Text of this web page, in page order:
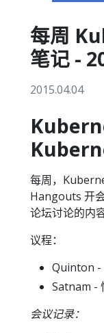
每周
笔记 -
2015.04.04
每周，
Hangouts 开
论坛讨论的内容
议程：
Quinton -
Satnam -
会议记录：